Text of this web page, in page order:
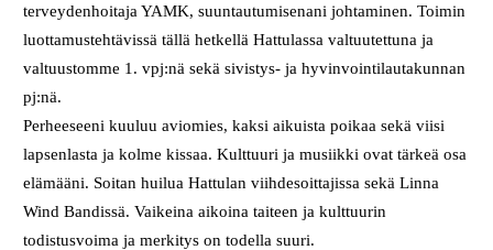
terveydenhoitaja YAMK, suuntautumisenani johtaminen. Toimin
luottamustehtävissä tällä hetkellä Hattulassa valtuutettuna ja
valtuustomme 1. vpj:nä sekä sivistys- ja hyvinvointilautakunnan
pj:nä.
Perheeseeni kuuluu aviomies, kaksi aikuista poikaa sekä viisi
lapsenlasta ja kolme kissaa. Kulttuuri ja musiikki ovat tärkeä osa
elämääni. Soitan huilua Hattulan viihdesoittajissa sekä Linna
Wind Bandissä. Vaikeina aikoina taiteen ja kulttuurin
todistusvoima ja merkitys on todella suuri.